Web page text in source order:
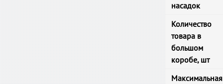
насадок
Количество
товара в
большом
коробе, шт
Максимальная